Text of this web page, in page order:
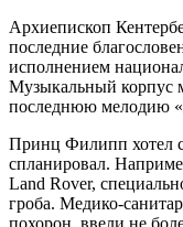
Архиепископ
последние
исполнением
Музыкальный корпус
последнюю мелодию «
Принц Филипп хотел
спланировал.
Land Rover,
гроба. Медико-
похорон, ввели не